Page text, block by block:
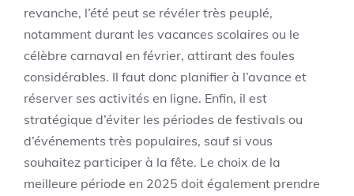
revanche, l’été peut se révéler très peuplé,
notamment durant les vacances scolaires ou le
célèbre carnaval en février, attirant des foules
considérables. Il faut donc planifier à l’avance et
réserver ses activités en ligne. Enfin, il est
stratégique d’éviter les périodes de festivals ou
d’événements très populaires, sauf si vous
souhaitez participer à la fête. Le choix de la
meilleure période en 2025 doit également prendre